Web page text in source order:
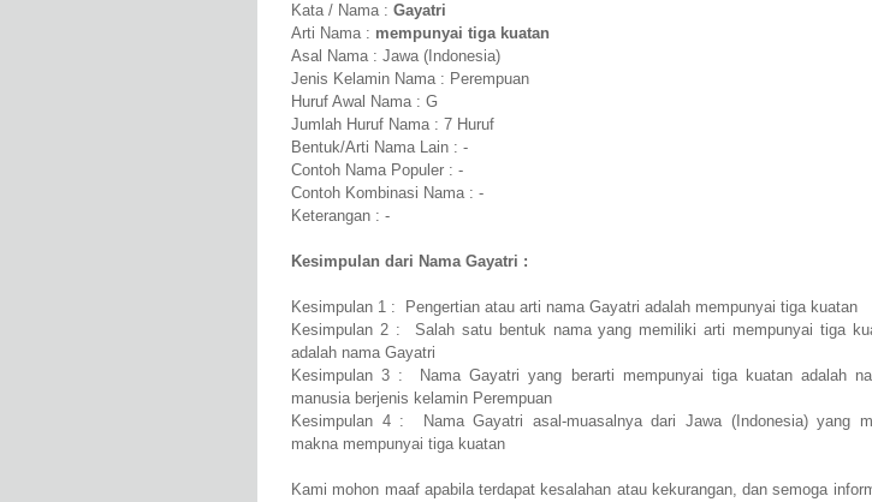
Kata / Nama : Gayatri
Arti Nama : mempunyai tiga kuatan
Asal Nama : Jawa (Indonesia)
Jenis Kelamin Nama : Perempuan
Huruf Awal Nama : G
Jumlah Huruf Nama : 7 Huruf
Bentuk/Arti Nama Lain : -
Contoh Nama Populer : -
Contoh Kombinasi Nama : -
Keterangan : -
Kesimpulan dari Nama Gayatri :
Kesimpulan 1 : Pengertian atau arti nama Gayatri adalah mempunyai tiga kuatan
Kesimpulan 2 : Salah satu bentuk nama yang memiliki arti mempunyai tiga
adalah nama Gayatri
Kesimpulan 3 : Nama Gayatri yang berarti mempunyai tiga kuatan adalah
manusia berjenis kelamin Perempuan
Kesimpulan 4 : Nama Gayatri asal-muasalnya dari Jawa (Indonesia) yang
makna mempunyai tiga kuatan
Kami mohon maaf apabila terdapat kesalahan atau kekurangan, dan semoga